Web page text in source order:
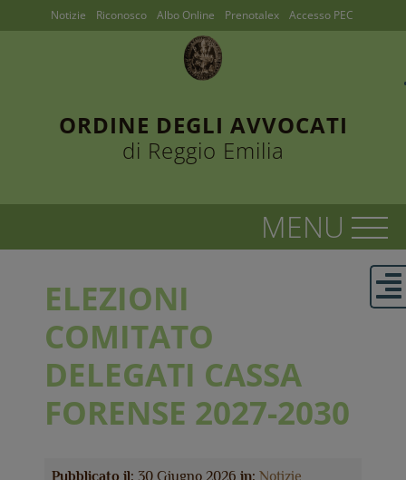
ORDINE DEGLI AVVOCATI
di Reggio Emilia
Notizie Riconosco Albo Online Prenotalex Accesso PEC
ELEZIONI
COMITATO
DELEGATI CASSA
FORENSE 2027-2030
Pubblicato il: 30 Giugno 2026in: Notizie